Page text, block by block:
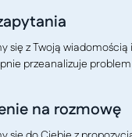
się z Twoją
przeanalizuje
na rozmowę